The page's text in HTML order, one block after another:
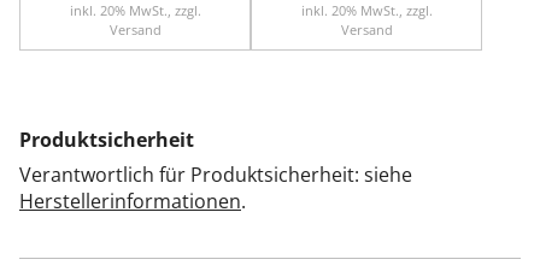
inkl. 20% MwSt., zzgl.
Versand
inkl. 20% MwSt., zzgl.
Versand
Produktsicherheit
Verantwortlich für Produktsicherheit: siehe
Herstellerinformationen.